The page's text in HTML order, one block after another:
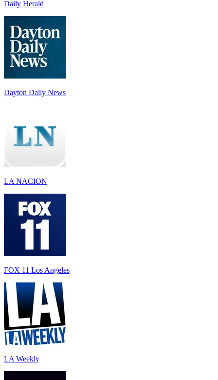
Daily Herald
Dayton Daily News
LA NACION
FOX 11 Los Angeles
LA Weekly